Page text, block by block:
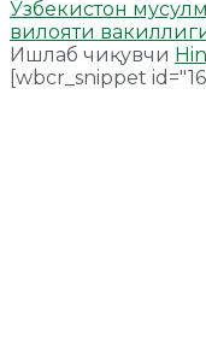
Ўзбекистон
вилояти
Ишлаб чиқувчи
[wbcr_snippet